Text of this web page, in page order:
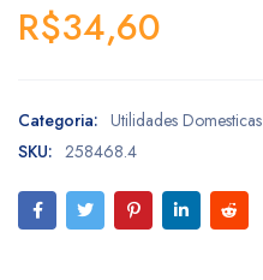
R$34,60
Categoria: Utilidades Domesticas
SKU: 258468.4